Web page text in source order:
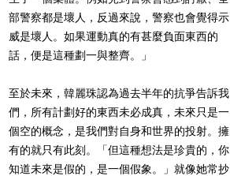
部警察都是壞人，反過來說，警察也會覺得示
威是壞人。如果運動真的有甚麼負面東西的
話，便是這種劃一與整齊。」
至於未來，韓麗珠認為過去半年的抗爭告訴我
們，所有計劃好的東西未必成真，未來只是一
個空的概念，是我們對自身和世界的投射。擁
有的就只有此刻。「但這種想法是珍貴的，你
知道未來是假的，是一個假象。」就像她常抄